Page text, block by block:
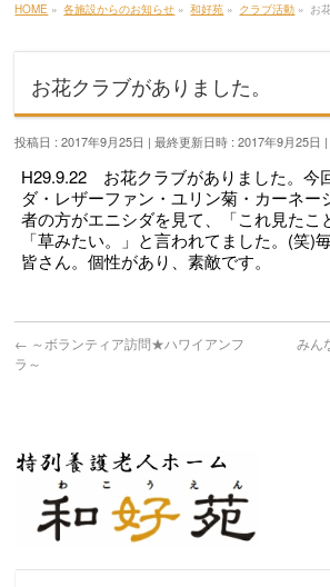
HOME » 各施設からのお知らせ » 和好苑 » クラブ活動 » お
お花クラブがありました。
投稿日 : 2017年9月25日 最終更新日時 : 2017年9月25日
H29.9.22 お花クラブがありました。今
ダ・レザーファン・ユリン菊・カーネー
者の方がエニシダを見て、「これ見たこ
「草みたい。」と言われてました。(笑)
皆さん。個性があり、素敵です。
← ～ボランティア訪問★ハワイアンフ
ラ～
みん